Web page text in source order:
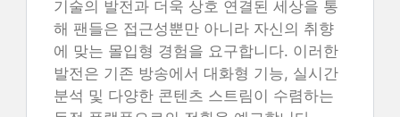
기술의 발전과 더욱 상호 연결된 세상을 통
해 팬들은 접근성뿐만 아니라 자신의 취향
에 맞는 몰입형 경험을 요구합니다. 이러한
발전은 기존 방송에서 대화형 기능, 실시간
분석 및 다양한 콘텐츠 스트림이 수렴하는